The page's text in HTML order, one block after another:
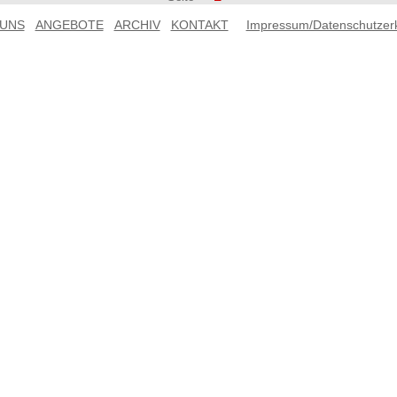
ANGEBOTE ARCHIV KONTAKT Impressum/